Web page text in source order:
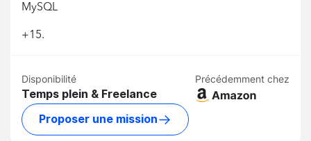
MySQL
+15.
Disponibilité
Temps plein & Freelance
Précédemment chez
Proposer une mission